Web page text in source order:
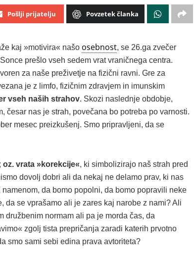
Pošlji prijatelju Povzetek članka
kaj »motivira« našo osebnost, se 26.ga zvečer
prešlo vseh sedem vrat vraničnega centra.
za naše preživetje na fizični ravni. Gre za
je z limfo, fizičnim zdravjem in imunskim
vseh naših strahov. Skozi naslednje obdobje,
česar nas je strah, povečana bo potreba po varnosti.
mesec preizkušenj. Smo pripravljeni, da se
oz. vrata »korekcije«, ki simbolizirajo naš strah pred
dovolj dobri ali da nekaj ne delamo prav, ki nas
da bomo popolni, da bomo popravili neke
da se vprašamo ali je zares kaj narobe z nami? Ali
družbenim normam ali pa je morda čas, da
zgolj tista prepričanja zaradi katerih prvotno
smo sami sebi edina prava avtoriteta?